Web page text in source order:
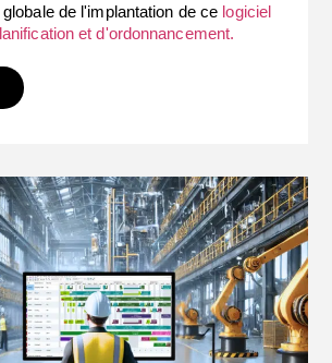
de l'implantation de ce logiciel
et d'ordonnancement.